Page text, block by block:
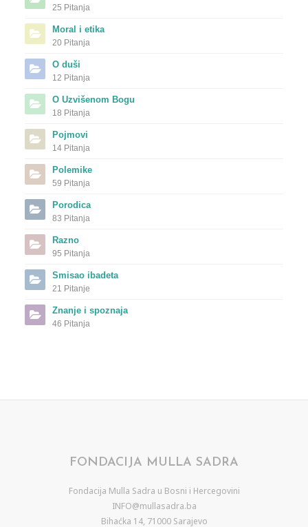
25 Pitanja
Moral i etika
20 Pitanja
O duši
12 Pitanja
O Uzvišenom Bogu
18 Pitanja
Pojmovi
14 Pitanja
Polemike
59 Pitanja
Porodica
83 Pitanja
Razno
95 Pitanja
Smisao ibadeta
21 Pitanje
Znanje i spoznaja
46 Pitanja
FONDACIJA MULLA SADRA
Fondacija Mulla Sadra u Bosni i Hercegovini
INFO@mullasadra.ba
Bihaćka 14, 71000 Sarajevo